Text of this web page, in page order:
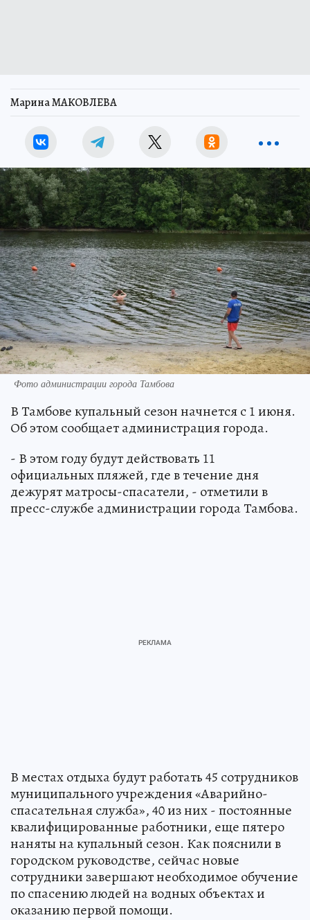
Марина МАКОВЛЕВА
Фото администрации города Тамбова
В Тамбове купальный сезон начнется с 1 июня.
Об этом сообщает администрация города.
- В этом году будут действовать 11
официальных пляжей, где в течение дня
дежурят матросы-спасатели, - отметили в
пресс-службе администрации города Тамбова.
В местах отдыха будут работать 45 сотрудников
муниципального учреждения «Аварийно-
спасательная служба», 40 из них - постоянные
квалифицированные работники, еще пятеро
наняты на купальный сезон. Как пояснили в
городском руководстве, сейчас новые
сотрудники завершают необходимое обучение
по спасению людей на водных объектах и
оказанию первой помощи.